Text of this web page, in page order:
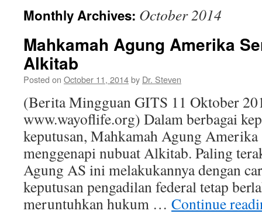
Monthly Archives: October 2014
Mahkamah Agung Amerika
Alkitab
Posted on October 11, 2014by Dr. Steven
(Berita Mingguan GITS 11 Oktober
www.wayoflife.org) Dalam berbagai
keputusan, Mahkamah Agung Amerika
menggenapi nubuat Alkitab. Paling
Agung AS ini melakukannya dengan
keputusan pengadilan federal tetap
meruntuhkan hukum … Continue